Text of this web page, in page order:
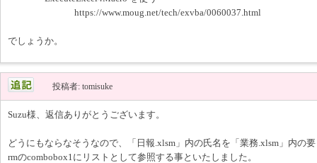
https://www.moug.net/tech/exvba/0060037.html
でしょうか。
投稿者: tomisuke
Suzu様、返信ありがとうございます。
どうにもならなそうなので、「日報.xlsm」内の氏名を「業務.xlsm」内の
rmのcombobox1にリストとして参照する事といたしました。